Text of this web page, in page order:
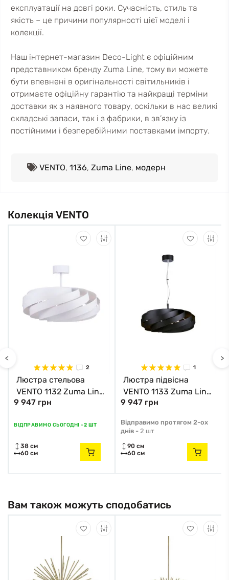
експлуатації на довгі роки. Сучасність, стиль та
якість – це причини популярності цієї моделі і
колекції.
Наш інтернет-магазин Deco-Light є офіційним
представником бренду Zuma Line, тому ви можете
бути впевнені в оригінальності світильників і
отримаєте офіційну гарантію та найкращі терміни
доставки як з наявного товару, оскільки в нас великі
складські запаси, так і з фабрики, в зв’язку із
постійними і безперебійними поставками імпорту.
VENTO, 1136, Zuma Line, модерн
Колекція VENTO
<
2
Люстра стельова
VENTO 1132 Zuma Line
білий
9 947 грн
ВІДПРАВИМО СЬОГОДНІ -2 ШТ
38 см
60 см
1
Люстра підвісна
VENTO 1133 Zuma Line
чорний
9 947 грн
Відправимо протягом 2-ох
днів - 2 шт
90 см
60 см
>
Вам також можуть сподобатись